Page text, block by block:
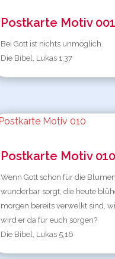
Postkarte Motiv 001
Bei Gott ist nichts unmöglich.
Die Bibel, Lukas 1,37
Postkarte Motiv 010
Wenn Gott schon für die
wunderbar sorgt, die heute
morgen bereits verwelkt sind,
wird er da für euch sorgen?
Die Bibel, Lukas 5,16